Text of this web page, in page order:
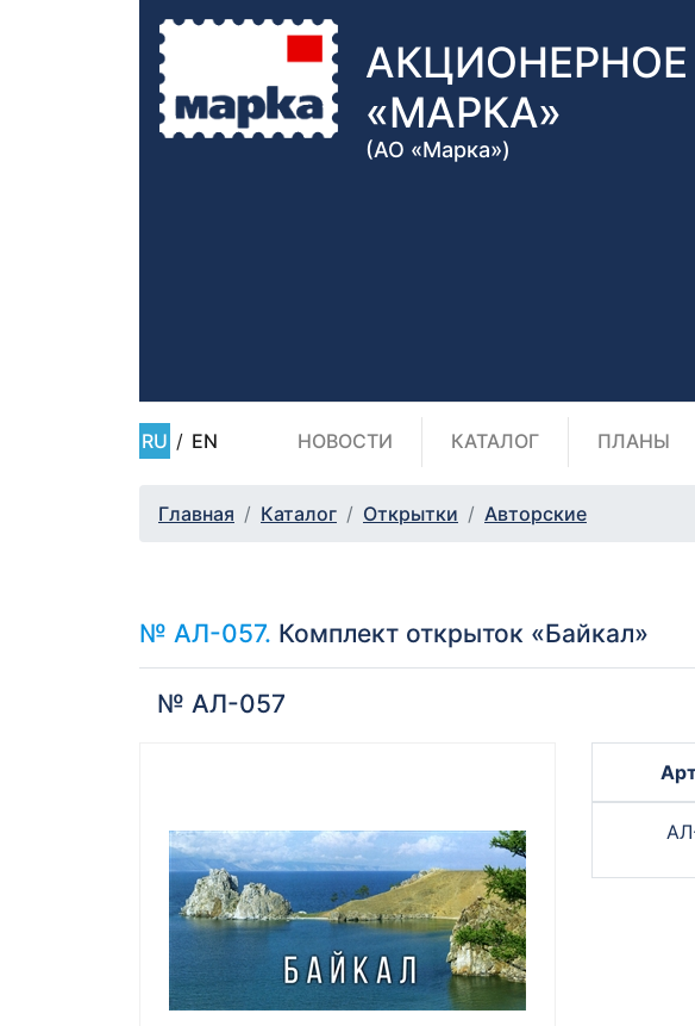
«МАРКА»
(АО «Марка»)
RU / EN НОВОСТИ КАТАЛОГ ПЛАНЫ
Главная Каталог Открытки Авторские
№ АЛ-057. Комплект открыток «Байкал»
№ АЛ-057